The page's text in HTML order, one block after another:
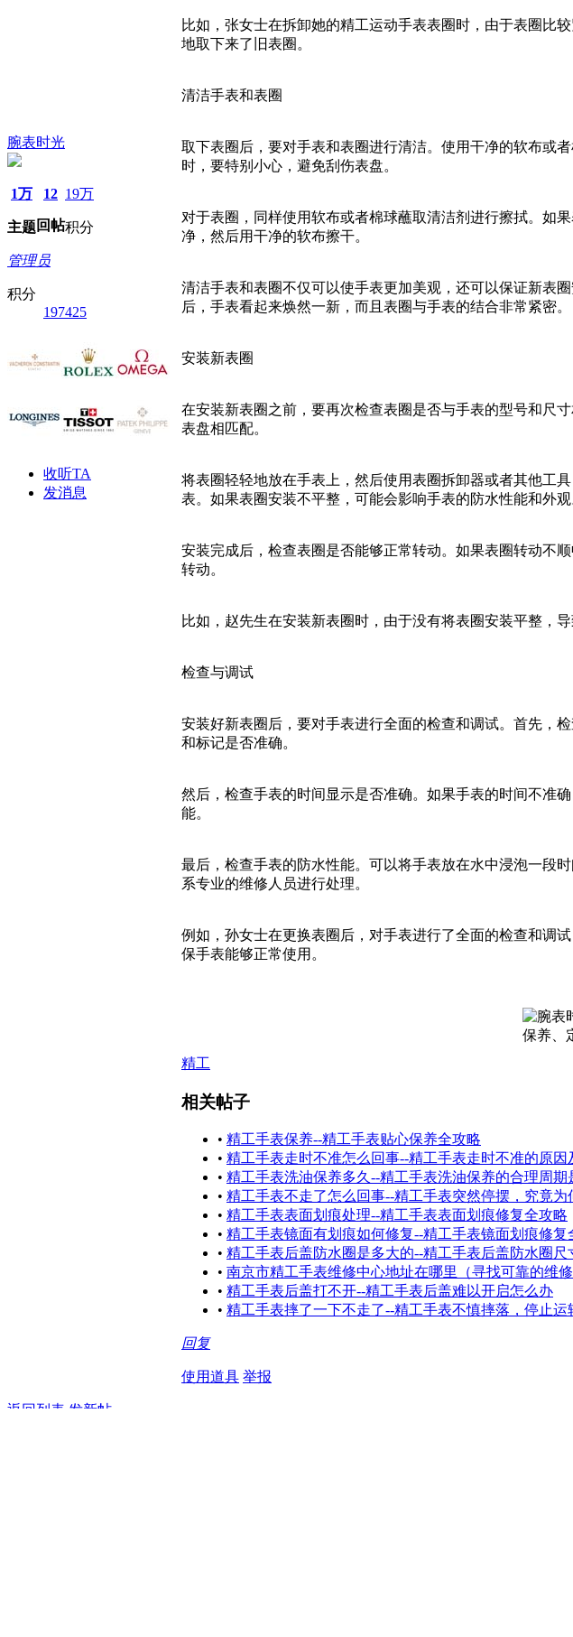
腕表时光
1万
主题
12
回帖
19万
积分
管理员
积分
197425
收听TA
发消息
比如，张女士在拆卸她的精工运动手表表圈时，由于表圈比
地取下来了旧表圈。
清洁手表和表圈
取下表圈后，要对手表和表圈进行清洁。使用干净的软布或
时，要特别小心，避免刮伤表盘。
对于表圈，同样使用软布或者棉球蘸取清洁剂进行擦拭。如
净，然后用干净的软布擦干。
清洁手表和表圈不仅可以使手表更加美观，还可以保证新表
后，手表看起来焕然一新，而且表圈与手表的结合非常紧密。
安装新表圈
在安装新表圈之前，要再次检查表圈是否与手表的型号和尺
表盘相匹配。
将表圈轻轻地放在手表上，然后使用表圈拆卸器或者其他工
表。如果表圈安装不平整，可能会影响手表的防水性能和外观
安装完成后，检查表圈是否能够正常转动。如果表圈转动不
转动。
比如，赵先生在安装新表圈时，由于没有将表圈安装平整，
检查与调试
安装好新表圈后，要对手表进行全面的检查和调试。首先，
和标记是否准确。
然后，检查手表的时间显示是否准确。如果手表的时间不准
能。
最后，检查手表的防水性能。可以将手表放在水中浸泡一段
系专业的维修人员进行处理。
例如，孙女士在更换表圈后，对手表进行了全面的检查和调
保手表能够正常使用。
精工
相关帖子
• 精工手表保养--精工手表贴心保养全攻略
• 精工手表走时不准怎么回事--精工手表走时不准的原因
• 精工手表洗油保养多久--精工手表洗油保养的合理周期
• 精工手表不走了怎么回事--精工手表突然停摆，究竟为
• 精工手表表面划痕处理--精工手表表面划痕修复全攻略
• 精工手表镜面有划痕如何修复--精工手表镜面划痕修复
• 精工手表后盖防水圈是多大的--精工手表后盖防水圈尺
• 南京市精工手表维修中心地址在哪里（寻找可靠的维修
• 精工手表后盖打不开--精工手表后盖难以开启怎么办
• 精工手表摔了一下不走了--精工手表不慎摔落，停止运
回复
使用道具 举报
返回列表 发新帖